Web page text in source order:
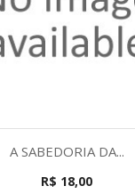
Visualização rápida
A SABEDORIA DA...
R$ 18,00